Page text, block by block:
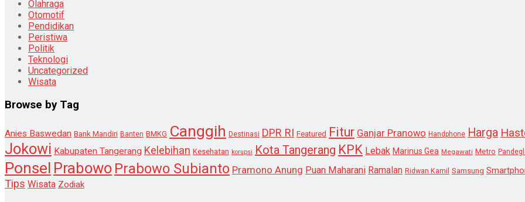
Olahraga
Otomotif
Pendidikan
Peristiwa
Politik
Teknologi
Uncategorized
Wisata
Browse by Tag
Anies Baswedan Bank Mandiri Banten BMKG Canggih Destinasi DPR RI Featured Fitur Ganjar Pranowo Handphone Harga
Jokowi Kabupaten Tangerang Kelebihan Kesehatan korupsi Kota Tangerang KPK Lebak Marinus Gea Megawati Metro
Ponsel Prabowo Prabowo Subianto Pramono Anung Puan Maharani Ramalan Ridwan Kamil Samsung
Tips Wisata Zodiak